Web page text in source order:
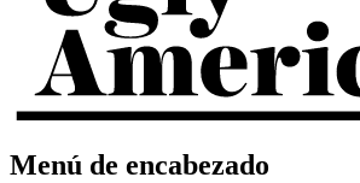
Menú de encabezado